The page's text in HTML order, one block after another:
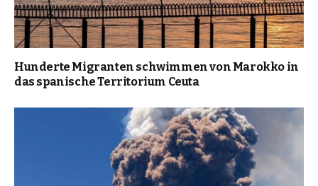
Hunderte Migranten schwimmen von Marokko in
das spanische Territorium Ceuta